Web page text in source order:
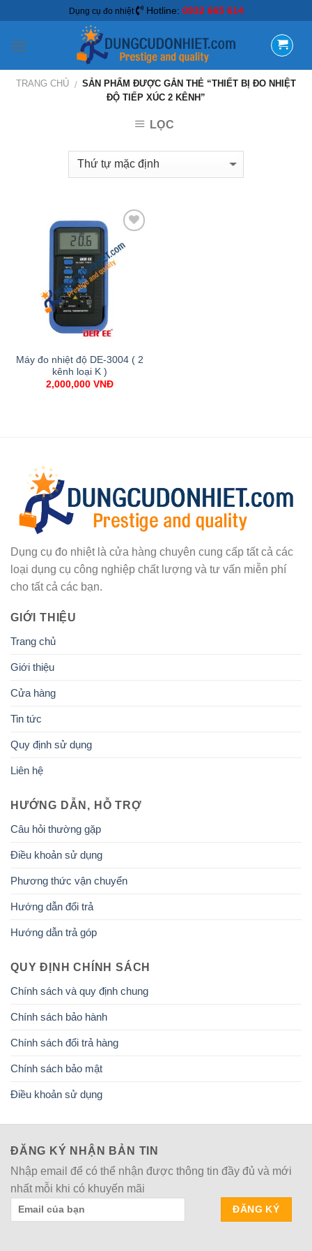
Dụng cụ đo nhiệt Hotline: 0932 665 614
TRANG CHỦ / SẢN PHẨM ĐƯỢC GẮN THẺ “THIẾT BỊ ĐO NHIỆT
ĐỘ TIẾP XÚC 2 KÊNH”
LỌC
Wishlist
Máy đo nhiệt độ DE-3004 ( 2
kênh loại K )
2,000,000 VNĐ
Dụng cụ đo nhiệt là cửa hàng chuyên cung cấp tất cả các
loại dụng cụ công nghiệp chất lượng và tư vấn miễn phí
cho tất cả các bạn.
GIỚI THIỆU
Trang chủ
Giới thiệu
Cửa hàng
Tin tức
Quy định sử dụng
Liên hệ
HƯỚNG DẪN, HỖ TRỢ
Câu hỏi thường gặp
Điều khoản sử dụng
Phương thức vận chuyển
Hướng dẫn đổi trả
Hướng dẫn trả góp
QUY ĐỊNH CHÍNH SÁCH
Chính sách và quy định chung
Chính sách bảo hành
Chính sách đổi trả hàng
Chính sách bảo mật
Điều khoản sử dụng
ĐĂNG KÝ NHẬN BẢN TIN
Nhập email để có thể nhận được thông tin đầy đủ và mới
nhất mỗi khi có khuyến mãi